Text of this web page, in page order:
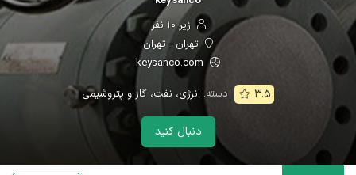
زیر ۱۰ نفر
تهران - تهران
۳.۵ دسته: انرژی، نفت، گاز و پتروشیمی
دنبال کنید